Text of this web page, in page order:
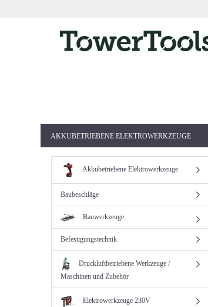
AKKUBETRIEBENE ELEKTROWERKZEUGE
Akkubetriebene Elektrowerkzeuge
Baubeschläge
Bauwerkzeuge
Befestigungstechnik
Druckluftbetriebene Werkzeuge /
Maschinen und Zubehör
Elektrowerkzeuge 230V